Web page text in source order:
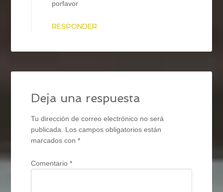
porfavor
RESPONDER
Deja una respuesta
Tu dirección de correo electrónico no será
publicada.
Los campos obligatorios están
marcados con*
Comentario*